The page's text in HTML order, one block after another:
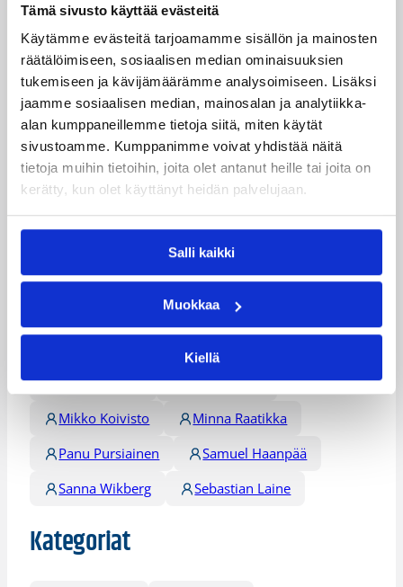
Tämä sivusto käyttää evästeitä
Käytämme evästeitä tarjoamamme sisällön ja mainosten
räätälöimiseen, sosiaalisen median ominaisuuksien
tukemiseen ja kävijämäärämme analysoimiseen. Lisäksi
jaamme sosiaalisen median, mainosalan ja analytiikka-
alan kumppaneillemme tietoja siitä, miten käytät
sivustoamme. Kumppanimme voivat yhdistää näitä
tietoja muihin tietoihin, joita olet antanut heille tai joita on
kerätty, kun olet käyttänyt heidän palvelujaan.
Salli kaikki
Muokkaa
Kiellä
Summanen Mari
Erander Mirka
0/0
Ollila Laura
kuume
Silvonen Saara
6/1
Kuitunen Iina
7/2
Kinnunen Sanna
4/5
31.05.2003
Henkilöt
Arto Rekonen
Hans Timola
Mikko Koivisto
Minna Raatikka
Panu Pursiainen
Samuel Haanpää
Sanna Wikberg
Sebastian Laine
Kategoriat